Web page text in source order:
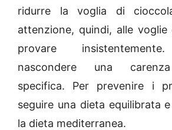
ridurre la voglia di
attenzione, quindi, alle voglie
provare
nascondere una
specifica. Per prevenire i
seguire una dieta equilibrata
la dieta mediterranea.